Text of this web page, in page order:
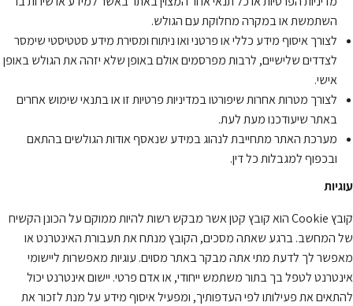
השתמשת או במקרה מחלוקת עם הגולש.
לצורך איסוף מידע כללי או פרטני ואו ניתוח ומסירת מידע סטטיסטי שימסר
לצדדים שלישיים, לרבות מפרסמים אולם באופן שלא יזהה את הגולש באופן
אישי.
לצורך מטרות אחרות שיפורטו במדיניות פרטיות זו או בתנאי שימוש אחרים
באתר שיעודכנו מעת לעת.
מערכת האתר מתחייבת לנהוג במידע שנאסף אודות הגולשים בהתאם
ובכפוף למגבלות כל דין.
עוגיות
קובץ Cookie הוא קובץ קטן אשר מבקש רשות להיות ממוקם על הכונן הקשיח
של המחשב. ברגע שאתה מסכים, הקובץ מנתח את תעבורת האינטרנט או
מאפשר לך לדעת מתי אתה מבקר באתר מסוים. עוגיות מאפשרות ליישומי
אינטרנט לטפל בך בתור משתמש ייחודי, או אדם פרטי. יישום אינטרנט יכול
להתאים את פעילותו לפי העדפותיך, ומפעיל איסוף מידע על מנת לזכור את